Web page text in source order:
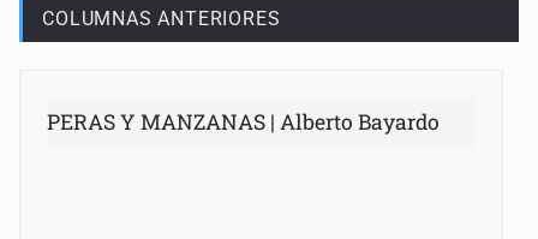
COLUMNAS ANTERIORES
PERAS Y MANZANAS | Alberto Bayardo